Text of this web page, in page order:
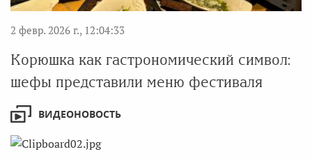
2 февр. 2026 г., 12:04:33
Корюшка как гастрономический символ:
шефы представили меню фестиваля
ВИДЕОНОВОСТЬ